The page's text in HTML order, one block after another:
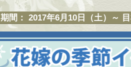
期間： 2017年6月10日（土）～